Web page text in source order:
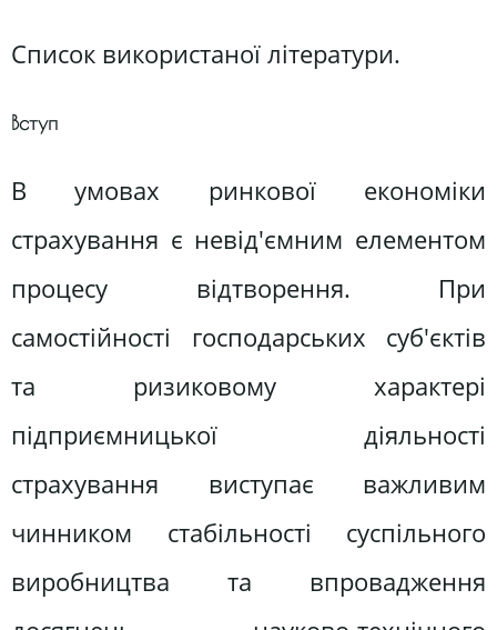
Список використаної літератури.
Вступ
В умовах ринкової економіки
страхування є невід'ємним елементом
процесу відтворення. При
самостійності господарських суб'єктів
та ризиковому характері
підприємницької діяльності
страхування виступає важливим
чинником стабільності суспільного
виробництва та впровадження